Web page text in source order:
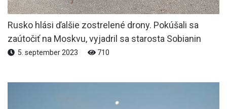
Rusko hlási ďalšie zostrelené drony. Pokúšali sa
zaútočiť na Moskvu, vyjadril sa starosta Sobianin
5. september 2023 710